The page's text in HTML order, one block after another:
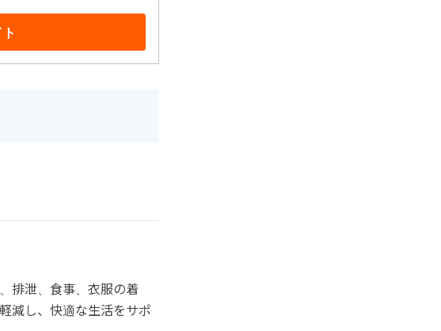
排泄、食事、衣服の着
減し、快適な生活をサポ